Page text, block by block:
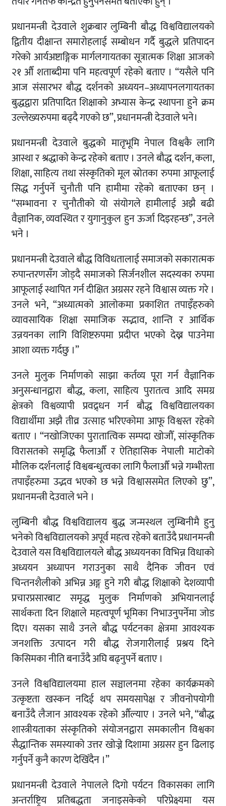
प्रधानमन्त्री देउवाले शुक्रबार लुम्बिनी बौद्ध विश्वविद्यालयको
द्वितीय दीक्षान्त समारोहलाई सम्बोधन गर्दै बुद्धले प्रतिपादन
गरेको आर्यअष्टाङ्गिक मार्गलगायतका सूत्रात्मक शिक्षा आजको
२१ औँ शताब्दीमा पनि महत्वपूर्ण रहेको बताए । “यसैले पनि
आज संसारभर बौद्ध दर्शनको अध्ययन–अध्यापनलगायतका
बुद्धद्वारा प्रतिपादित शिक्षाको अभ्यास केन्द्र स्थापना हुने क्रम
उल्लेख्यरुपमा बढ्दै गएको छ”, प्रधानमन्त्री देउवाले भने।
प्रधानमन्त्री देउवाले बुद्धको मातृभूमि नेपाल विश्वकै लागि
आस्था र श्रद्धाको केन्द्र रहेको बताए । उनले बौद्ध दर्शन, कला,
शिक्षा, साहित्य तथा संस्कृतिको मूल स्रोतका रुपमा आफूलाई
सिद्ध गर्नुपर्ने चुनौती पनि हामीमा रहेको बताएका छन् ।
“सम्भावना र चुनौतीको यो संयोगले हामीलाई अझै बढी
वैज्ञानिक, व्यवस्थित र युगानुकुल हुन ऊर्जा दिइरहन्छ”, उनले
भने ।
प्रधानमन्त्री देउवाले बौद्ध विविधतालाई समाजको सकारात्मक
रुपान्तरणसँग जोड्दै समाजको सिर्जनशील सदस्यका रुपमा
आफूलाई स्थापित गर्न दीक्षित अग्रसर रहने विश्वास व्यक्त गरे ।
उनले भने, “अध्यात्मको आलोकमा प्रकाशित तपाइँहरुको
व्यावसायिक शिक्षा समाजिक सद्भाव, शान्ति र आर्थिक
उन्नयनका लागि विशिष्टरुपमा प्रदीप्त भएको देख्न पाउनेमा
आशा व्यक्त गर्दछु ।”
उनले मुलुक निर्माणको साझा कर्तव्य पूरा गर्न वैज्ञानिक
अनुसन्धानद्वारा बौद्ध, कला, साहित्य पुरातत्व आदि समग्र
क्षेत्रको विश्वव्यापी प्रवद्र्धन गर्न बौद्ध विश्वविद्यालयका
विद्यार्थीमा अझै तीव्र उत्साह भरिएकोमा आफू विश्वस्त रहेको
बताए । “नखोजिएका पुरातात्विक सम्पदा खोजौँ, सांस्कृतिक
विरासतको समृद्धि फैलाऔँ र ऐतिहासिक नेपाली माटोको
मौलिक दर्शनलाई विश्वबन्धुत्वका लागि फैलाऔँ भन्ने गम्भीरता
तपाइँहरुमा उद्भव भएको छ भन्ने विश्वाससमेत लिएको छु”,
प्रधानमन्त्री देउवाले भने ।
लुम्बिनी बौद्ध विश्वविद्यालय बुद्ध जन्मस्थल लुम्बिनीमै हुनु
भनेको विश्वविद्यालयको अपूर्व महत्व रहेको बताउँदै प्रधानमन्त्री
देउवाले यस विश्वविद्यालयले बौद्ध अध्ययनका विभिन्न विधाको
अध्ययन अध्यापन गराउनुका साथै दैनिक जीवन एवं
चिन्तनशैलीको अभिन्न अङ्ग हुने गरी बौद्ध शिक्षाको देशव्यापी
प्रचारप्रसारबाट समृद्ध मुलुक निर्माणको अभियानलाई
सार्थकता दिन शिक्षाले महत्वपूर्ण भूमिका निभाउनुपर्नेमा जोड
दिए। यसका साथै उनले बौद्ध पर्यटनका क्षेत्रमा आवश्यक
जनशक्ति उत्पादन गरी बौद्ध रोजगारीलाई प्रश्रय दिने
किसिमका नीति बनाउँदै अघि बढ्नुपर्ने बताए ।
उनले विश्वविद्यालयमा हाल सञ्चालनमा रहेका कार्यक्रमको
उत्कृष्टता खस्कन नदिई थप समयसापेक्ष र जीवनोपयोगी
बनाउँदै लैजान आवश्यक रहेको औँल्याए । उनले भने, “बौद्ध
शास्त्रीयताका संस्कृतिको संयोजनद्वारा समकालीन विश्वका
सैद्धान्तिक समस्याको उत्तर खोज्ने दिशामा अग्रसर हुन ढिलाइ
गर्नुपर्ने कुनै कारण देखिँदैन ।”
प्रधानमन्त्री देउवाले नेपालले दिगो पर्यटन विकासका लागि
अन्तर्राष्ट्रिय प्रतिबद्धता जनाइसकेको परिप्रेक्ष्यमा यस